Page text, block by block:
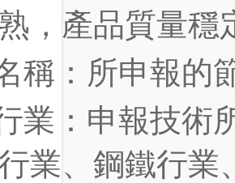
，產品質量穩
稱：所申報的
業：申報技術
業、鋼鐵行